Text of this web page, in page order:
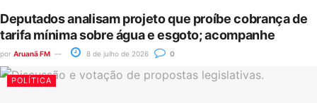
Deputados analisam projeto que proíbe cobrança de
tarifa mínima sobre água e esgoto; acompanhe
por Aruanã FM 8 de julho de 2026 0
POLÍTICA